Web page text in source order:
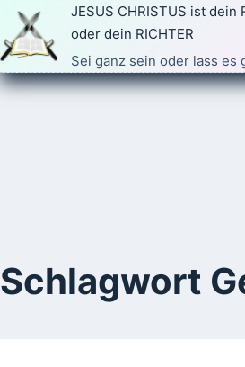
Zum
Inhalt
springen
JESUS CHRISTUS ist dein
oder dein RICHTER
Sei ganz sein oder lass es
Schlagwort